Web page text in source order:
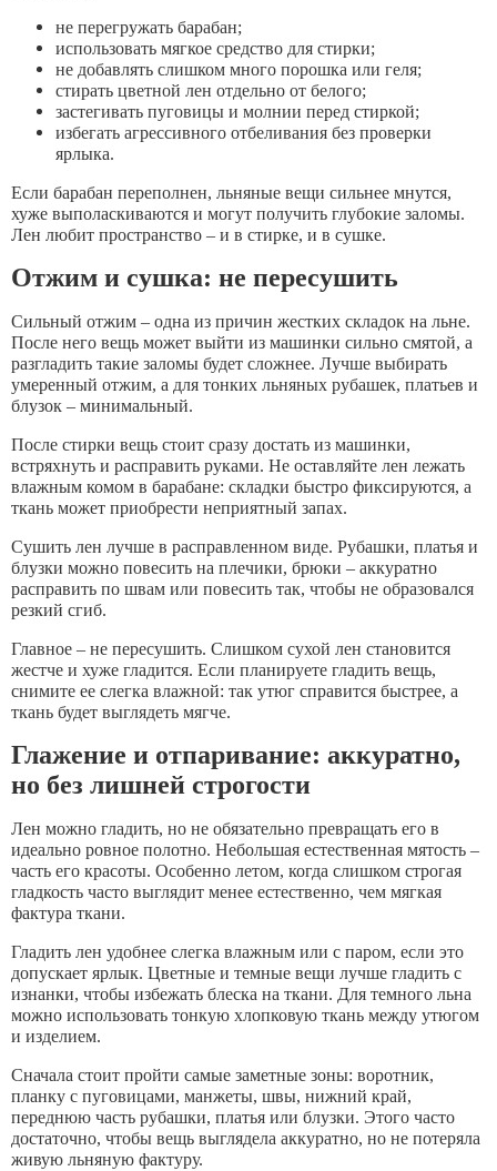
не перегружать барабан;
использовать мягкое средство для стирки;
не добавлять слишком много порошка или геля;
стирать цветной лен отдельно от белого;
застегивать пуговицы и молнии перед стиркой;
избегать агрессивного отбеливания без проверки
ярлыка.
Если барабан переполнен, льняные вещи сильнее мнутся,
хуже выполаскиваются и могут получить глубокие заломы.
Лен любит пространство – и в стирке, и в сушке.
Отжим и сушка: не пересушить
Сильный отжим – одна из причин жестких складок на льне.
После него вещь может выйти из машинки сильно смятой, а
разгладить такие заломы будет сложнее. Лучше выбирать
умеренный отжим, а для тонких льняных рубашек, платьев и
блузок – минимальный.
После стирки вещь стоит сразу достать из машинки,
встряхнуть и расправить руками. Не оставляйте лен лежать
влажным комом в барабане: складки быстро фиксируются, а
ткань может приобрести неприятный запах.
Сушить лен лучше в расправленном виде. Рубашки, платья и
блузки можно повесить на плечики, брюки – аккуратно
расправить по швам или повесить так, чтобы не образовался
резкий сгиб.
Главное – не пересушить. Слишком сухой лен становится
жестче и хуже гладится. Если планируете гладить вещь,
снимите ее слегка влажной: так утюг справится быстрее, а
ткань будет выглядеть мягче.
Глажение и отпаривание: аккуратно,
но без лишней строгости
Лен можно гладить, но не обязательно превращать его в
идеально ровное полотно. Небольшая естественная мятость –
часть его красоты. Особенно летом, когда слишком строгая
гладкость часто выглядит менее естественно, чем мягкая
фактура ткани.
Гладить лен удобнее слегка влажным или с паром, если это
допускает ярлык. Цветные и темные вещи лучше гладить с
изнанки, чтобы избежать блеска на ткани. Для темного льна
можно использовать тонкую хлопковую ткань между утюгом
и изделием.
Сначала стоит пройти самые заметные зоны: воротник,
планку с пуговицами, манжеты, швы, нижний край,
переднюю часть рубашки, платья или блузки. Этого часто
достаточно, чтобы вещь выглядела аккуратно, но не потеряла
живую льняную фактуру.